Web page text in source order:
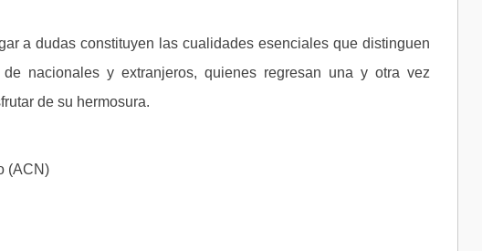
a dudas constituyen las cualidades esenciales que distinguen
nacionales y extranjeros, quienes regresan una y otra vez
de su hermosura.
(ACN)